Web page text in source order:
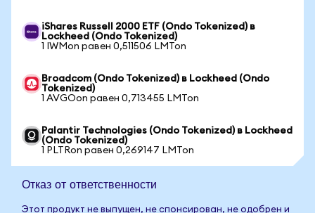
iShares Russell 2000 ETF (Ondo Tokenized) в
Lockheed (Ondo Tokenized)
1 IWMon равен 0,511506 LMTon
Broadcom (Ondo Tokenized) в Lockheed (Ondo
Tokenized)
1 AVGOon равен 0,713455 LMTon
Palantir Technologies (Ondo Tokenized) в Lockheed
(Ondo Tokenized)
1 PLTRon равен 0,269147 LMTon
Отказ от ответственности
Этот продукт не выпущен, не спонсирован, не одобрен и